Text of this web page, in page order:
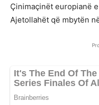
Çinimaçinët europianë
Ajetollahët që mbytën